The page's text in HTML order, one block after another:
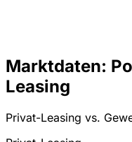
Marktdaten:
Leasing
Privat-Leasing vs.